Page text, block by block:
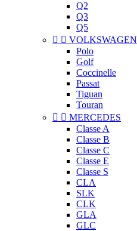
Q2
Q3
Q5
  VOLKSWAGEN
Polo
Golf
Coccinelle
Passat
Tiguan
Touran
  MERCEDES
Classe A
Classe B
Classe C
Classe E
Classe S
CLA
SLK
CLK
GLA
GLC